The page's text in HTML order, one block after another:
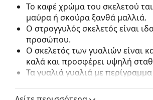
Το καφέ χρώμα του σκελετού
μαύρα ή σκούρα ξανθά μαλλιά.
Ο στρογγυλός σκελετός είναι
προσώπου.
Ο σκελετός των γυαλιών είναι
καλά και προσφέρει υψηλή
Τα γυαλιά γυαλιά με
συμπληρώσουν το στυλ σας